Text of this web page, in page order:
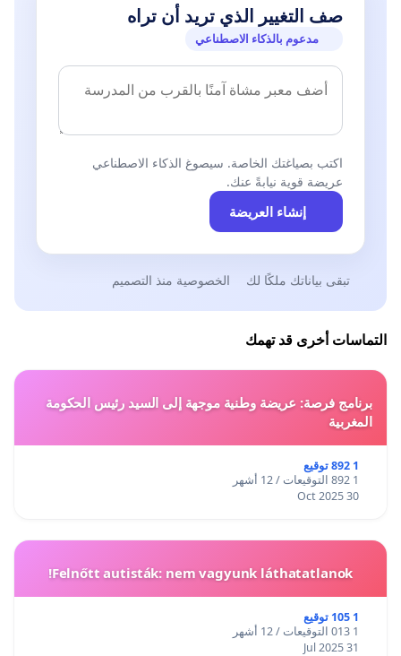
صف التغيير الذي تريد أن تراه
مدعوم بالذكاء الاصطناعي
اكتب بصياغتك الخاصة. سيصوغ الذكاء الاصطناعي
عريضة قوية نيابةً عنك.
إنشاء العريضة
تبقى بياناتك ملكًا لك الخصوصية منذ التصميم
التماسات أخرى قد تهمك
برنامج فرصة: عريضة وطنية موجهة إلى السيد رئيس الحكومة
المغربية
1 892 توقيع
1 892 التوقيعات / 12 أشهر
30 Oct 2025
Felnőtt autisták: nem vagyunk láthatatlanok!
1 105 توقيع
1 013 التوقيعات / 12 أشهر
31 Jul 2025